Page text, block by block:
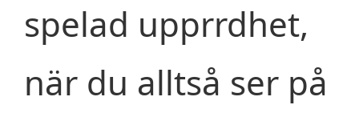
spelad upprrdhet,
när du alltså ser på